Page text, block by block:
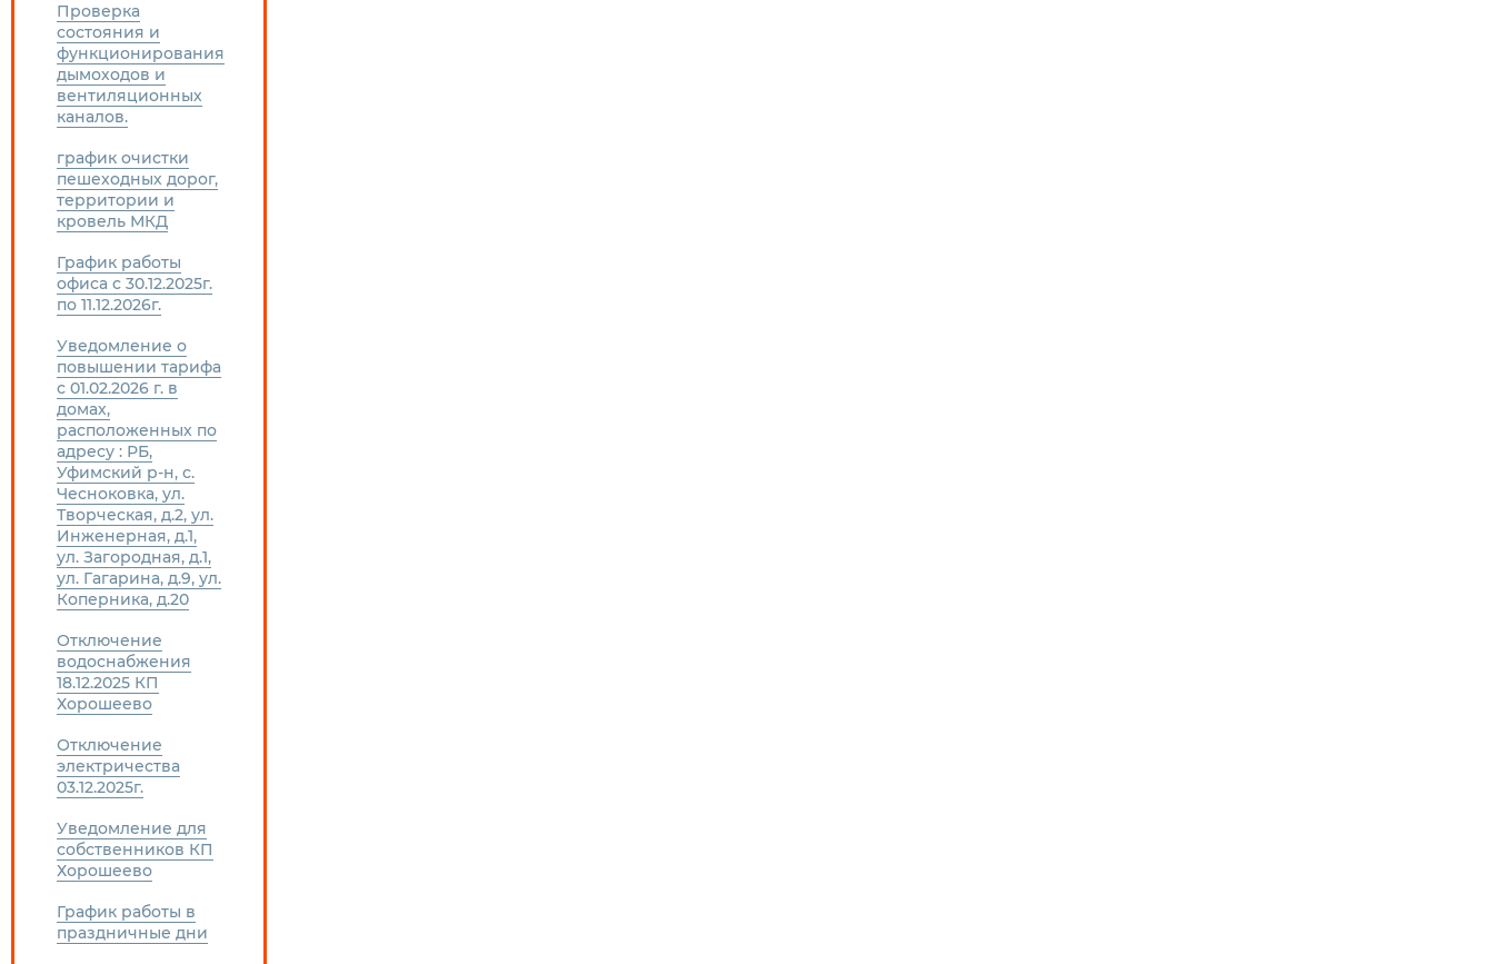
Проверка
состояния и
функционирования
дымоходов и
вентиляционных
каналов.
график очистки
пешеходных дорог,
территории и
кровель МКД
График работы
офиса с 30.12.2025г.
по 11.12.2026г.
Уведомление о
повышении тарифа
с 01.02.2026 г. в
домах,
расположенных по
адресу : РБ,
Уфимский р-н, с.
Чесноковка, ул.
Творческая, д.2, ул.
Инженерная, д.1,
ул. Загородная, д.1,
ул. Гагарина, д.9, ул.
Коперника, д.20
Отключение
водоснабжения
18.12.2025 КП
Хорошеево
Отключение
электричества
03.12.2025г.
Уведомление для
собственников КП
Хорошеево
График работы в
праздничные дни